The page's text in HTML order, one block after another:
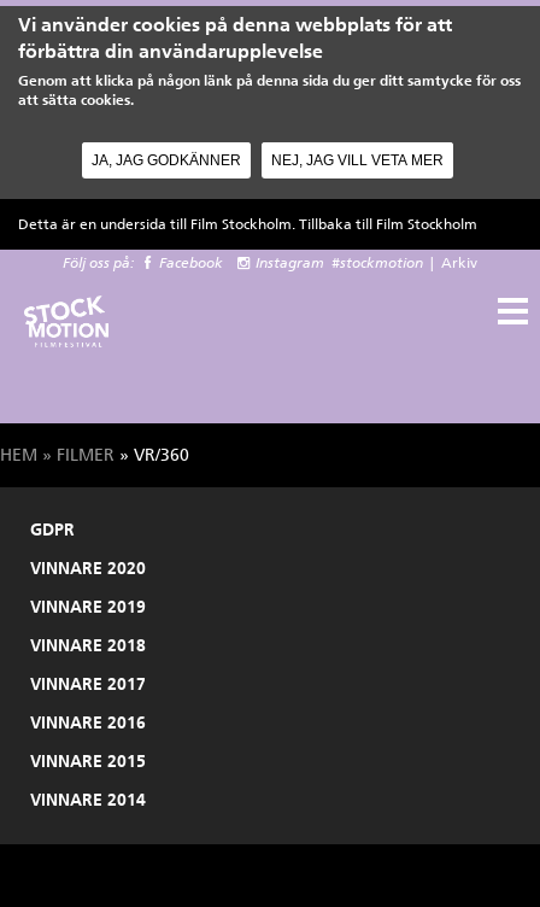
Vi använder cookies på denna webbplats för att
förbättra din användarupplevelse
Genom att klicka på någon länk på denna sida du ger ditt samtycke för oss
att sätta cookies.
JA, JAG GODKÄNNER NEJ, JAG VILL VETA MER
Detta är en undersida till Film Stockholm. Tillbaka till Film Stockholm
Följ oss på: Facebook Instagram #stockmotion Arkiv
Du är här
HEM » FILMER » VR/360
GDPR
VINNARE 2020
VINNARE 2019
VINNARE 2018
VINNARE 2017
VINNARE 2016
VINNARE 2015
VINNARE 2014